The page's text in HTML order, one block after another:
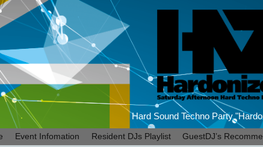
Hard Sound Techno Party
Event Infomation Resident DJs Playlist GuestDJ’s